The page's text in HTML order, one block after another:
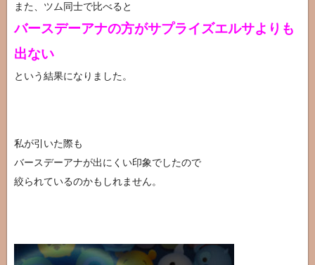
また、ツム同士で比べると
バースデーアナの方がサプライズエルサよりも
出ない
という結果になりました。
私が引いた際も
バースデーアナが出にくい印象でしたので
絞られているのかもしれません。